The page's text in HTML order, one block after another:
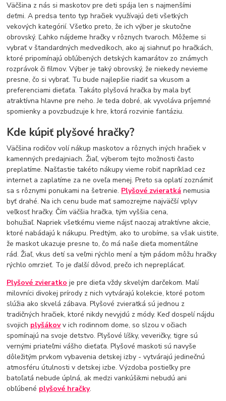
Väčšina z nás si maskotov pre deti spája len s najmenšími
deťmi. A predsa tento typ hračiek využívajú deti všetkých
vekových kategórií. Všetko preto, že ich výber je skutočne
obrovský. Ľahko nájdeme hračky v rôznych tvaroch. Môžeme si
vybrať v štandardných medvedíkoch, ako aj siahnuť po hračkách,
ktoré pripomínajú obľúbených detských kamarátov zo známych
rozprávok či filmov. Výber je taký obrovský, že niekedy nevieme
presne, čo si vybrať. Tu bude najlepšie riadiť sa vkusom a
preferenciami dieťaťa. Takáto plyšová hračka by mala byť
atraktívna hlavne pre neho. Je teda dobré, ak vyvoláva príjemné
spomienky a povzbudzuje k hre, ktorá rozvinie fantáziu.
Kde kúpiť plyšové hračky?
Väčšina rodičov volí nákup maskotov a rôznych iných hračiek v
kamenných predajniach. Žiaľ, výberom tejto možnosti často
preplatíme. Našťastie takéto nákupy vieme robiť napríklad cez
internet a zaplatíme za ne oveľa menej. Preto sa oplatí zoznámiť
sa s rôznymi ponukami na šetrenie. Plyšové zvieratká nemusia
byť drahé. Na ich cenu bude mať samozrejme najväčší vplyv
veľkosť hračky. Čím väčšia hračka, tým vyššia cena,
bohužiaľ. Napriek všetkému vieme nájsť naozaj atraktívne akcie,
ktoré nabádajú k nákupu. Predtým, ako to urobíme, sa však uistite,
že maskot ukazuje presne to, čo má naše dieťa momentálne
rád. Žiaľ, vkus detí sa veľmi rýchlo mení a tým pádom môžu hračky
rýchlo omrzieť. To je ďalší dôvod, prečo ich nepreplácať.
Plyšové zvieratko je pre dieťa vždy skvelým darčekom. Malí
milovníci divokej prírody z nich vytvárajú kolekcie, ktoré potom
slúžia ako skvelá zábava. Plyšové zvieratká sú jednou z
tradičných hračiek, ktoré nikdy nevyjdú z módy. Keď dospelí nájdu
svojich plyšákovv ich rodinnom dome, so slzou v očiach
spomínajú na svoje detstvo. Plyšové líšky, veveričky, tigre sú
vernými priateľmi vášho dieťaťa. Plyšové maskoti sú navyše
dôležitým prvkom vybavenia detskej izby - vytvárajú jedinečnú
atmosféru útulnosti v detskej izbe. Výzdoba postieľky pre
batoľatá nebude úplná, ak medzi vankúšikmi nebudú ani
obľúbené plyšové hračky.